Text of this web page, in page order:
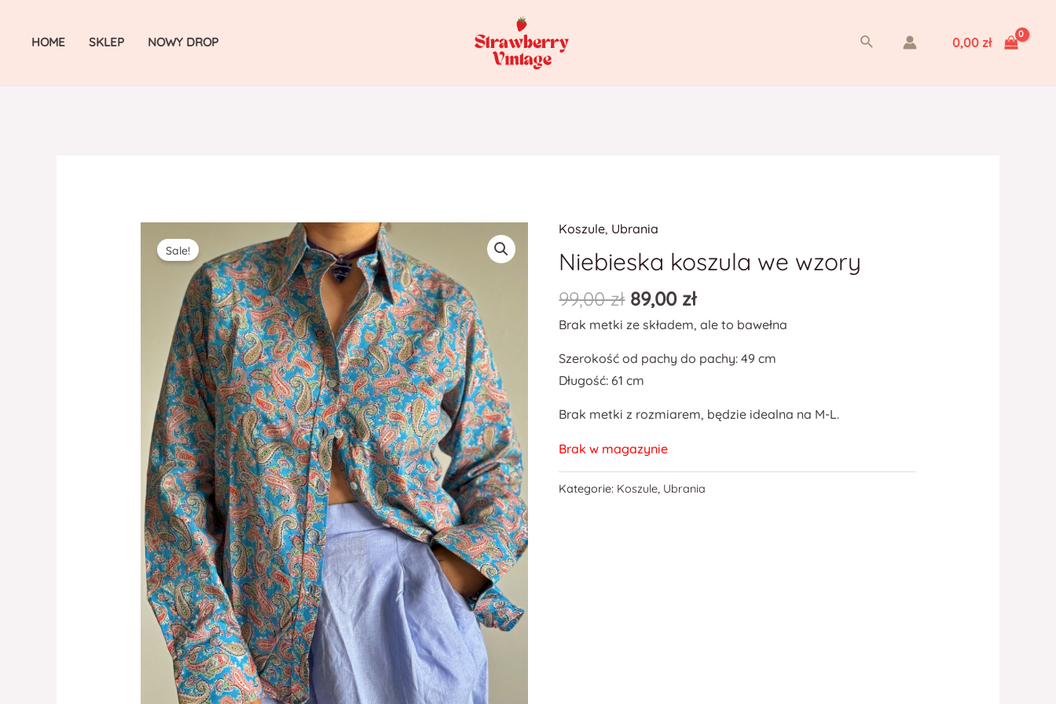
HOME SKLEP NOWY DROP Szukaj 0,00 zł
Sale!
Koszule, Ubrania
Niebieska koszula we wzory
99,00zł 89,00 zł
Brak metki ze składem, ale to bawełna
Szerokość od pachy do pachy: 49 cm
Długość: 61 cm
Brak metki z rozmiarem, będzie idealna na M-L.
Brak w magazynie
Kategorie: Koszule, Ubrania